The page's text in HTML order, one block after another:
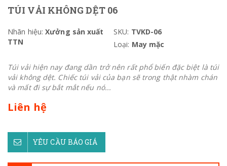
TÚI VẢI KHÔNG DỆT 06
Nhãn hiệu: Xưởng sản xuất
TTN
SKU: TVKD-06
Loại: May mặc
Túi vải hiện nay đang dần trở nên rất phổ biến đặc biệt là túi
vải không dệt. Chiếc túi vải của bạn sẽ trong thật nhàm chán
và mất đi sự bắt mắt nếu nó...
Liên hệ
YÊU CẦU BÁO GIÁ